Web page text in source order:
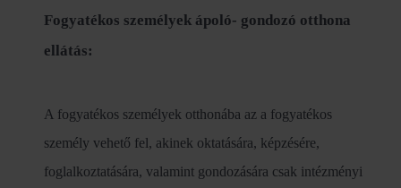
Fogyatékos személyek ápoló- gondozó otthona
ellátás:
A fogyatékos személyek otthonába az a fogyatékos
személy vehető fel, akinek oktatására, képzésére,
foglalkoztatására, valamint gondozására csak intézményi